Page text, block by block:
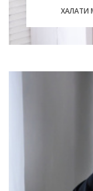
ХАЛАТИ